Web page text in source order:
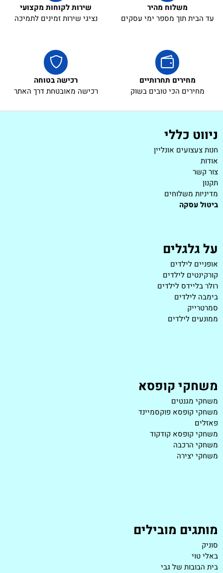
משלוח מהיר
עד הבית תוך מספר ימי עסקים
שירות לקוחות מקצועי
נציגי שירות זמינים לתמיכה
מחירים תחרותיים
מחירים הכי טובים בשוק
רכישה בטוחה
רכישה מאובטחת דרך האתר
ניווט כללי
חנות צעצועים אונליין
אודות
צור קשר
תקנון
מדיניות משלוחים
ביטול עסקה
על גלגלים
אופניים לילדים
קורקינטים לילדים
רולר בליידס לילדים
בימבה לילדים
סמרטרייק
ממונעים לילדים
משחקי קופסא
משחקי מגנטים
משחקי קופסא פוקסמיינד
פאזלים
משחקי קופסא קודקוד
משחקי הרכבה
משחקי יצירה
מותגים מובילים
סוניק
באלי טוי
בית הבובות של גבי